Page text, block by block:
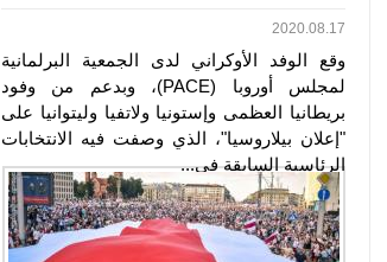
2020.08.17
وقع الوفد الأوكراني لدى الجمعية البرلمانية
لمجلس أوروبا (PACE)، وبدعم من وفود
بريطانيا العظمى وإستونيا ولاتفيا وليتوانيا على
"إعلان بيلاروسيا"، الذي وصفت فيه الانتخابات
الرئاسية السابقة في...